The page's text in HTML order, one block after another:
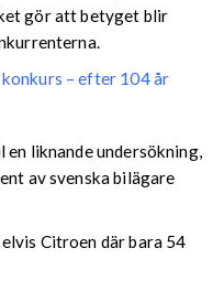
gör att betyget blir
– efter 104 år
liknande undersökning,
av svenska bilägare
Citroen där bara 54